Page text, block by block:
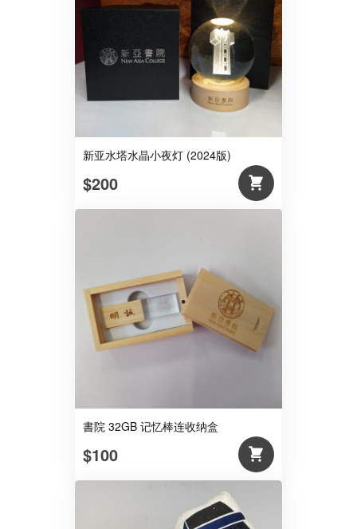
新亚水塔水晶小夜灯 (2024版)
$200
書院 32GB 记忆棒连收纳盒
$100